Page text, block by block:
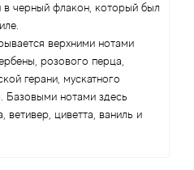
черный флакон, который был
верхними нотами
розового перца,
герани, мускатного
Базовыми нотами здесь
ветивер, циветта, ваниль и